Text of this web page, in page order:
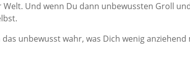
Und wenn Du dann unbewussten Groll
unbewusst wahr, was Dich wenig